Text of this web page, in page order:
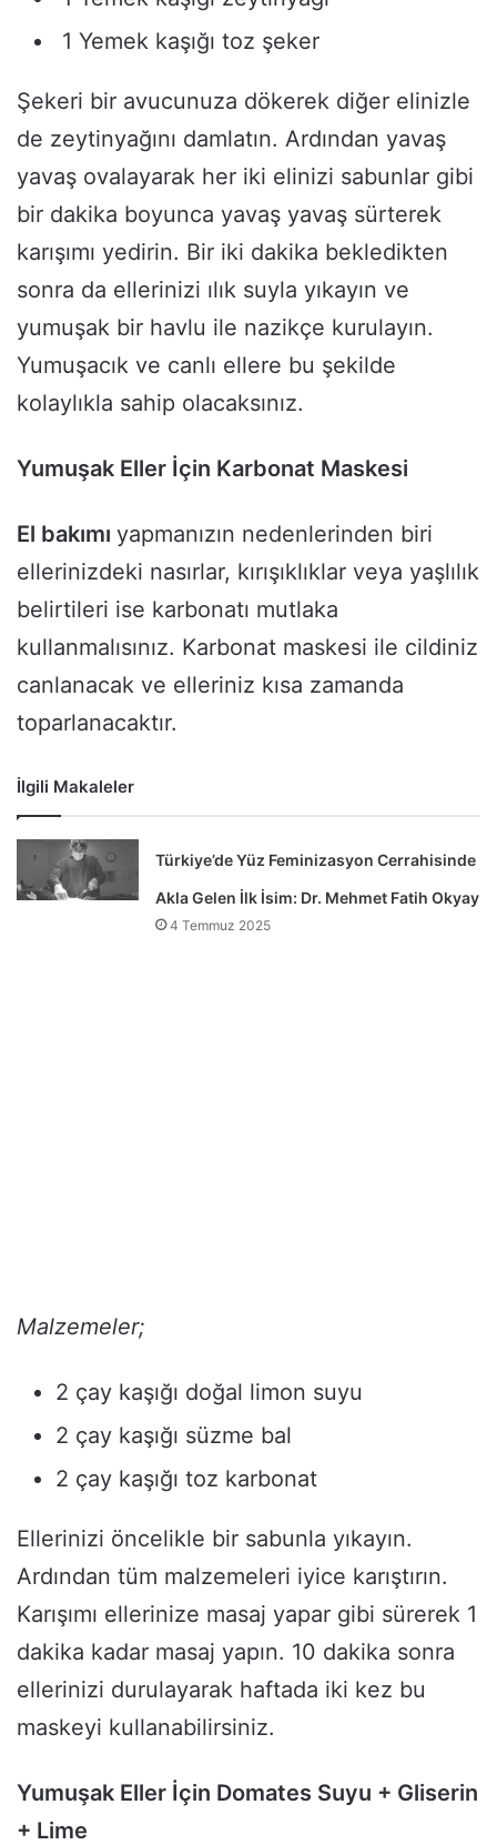
1 Yemek kaşığı toz şeker
Şekeri bir avucunuza dökerek diğer elinizle
de zeytinyağını damlatın. Ardından yavaş
yavaş ovalayarak her iki elinizi sabunlar gibi
bir dakika boyunca yavaş yavaş sürterek
karışımı yedirin. Bir iki dakika bekledikten
sonra da ellerinizi ılık suyla yıkayın ve
yumuşak bir havlu ile nazikçe kurulayın.
Yumuşacık ve canlı ellere bu şekilde
kolaylıkla sahip olacaksınız.
Yumuşak Eller İçin Karbonat Maskesi
El bakımı yapmanızın nedenlerinden biri
ellerinizdeki nasırlar, kırışıklıklar veya yaşlılık
belirtileri ise karbonatı mutlaka
kullanmalısınız. Karbonat maskesi ile cildiniz
canlanacak ve elleriniz kısa zamanda
toparlanacaktır.
İlgili Makaleler
Türkiye’de Yüz Feminizasyon Cerrahisinde
Akla Gelen İlk İsim: Dr. Mehmet Fatih Okyay
4 Temmuz 2025
Malzemeler;
2 çay kaşığı doğal limon suyu
2 çay kaşığı süzme bal
2 çay kaşığı toz karbonat
Ellerinizi öncelikle bir sabunla yıkayın.
Ardından tüm malzemeleri iyice karıştırın.
Karışımı ellerinize masaj yapar gibi sürerek 1
dakika kadar masaj yapın. 10 dakika sonra
ellerinizi durulayarak haftada iki kez bu
maskeyi kullanabilirsiniz.
Yumuşak Eller İçin Domates Suyu + Gliserin
+ Lime